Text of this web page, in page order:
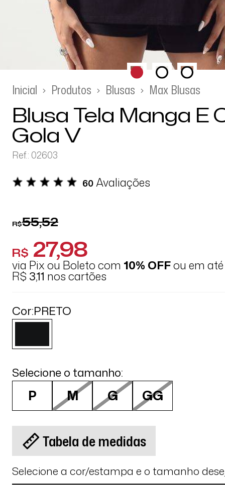
Inicial Produtos Blusas Max Blusas
Blusa Tela Manga E
Gola V
Ref.: 02603
60Avaliações
R$55,52
R$ 27,98
via Pix ou Boleto com 10% OFFou em
R$ 3,11 nos cartões
Cor:PRETO
Selecione o tamanho:
P M G GG
Tabela de medidas
Selecione a cor/estampa e o tamanho